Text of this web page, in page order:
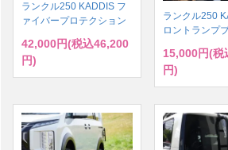
ランクル250 KADDIS フ
ァイバープロテクション
42,000円(税込46,200
円)
ランクル250
ロントランプ
15,000円(税
円)